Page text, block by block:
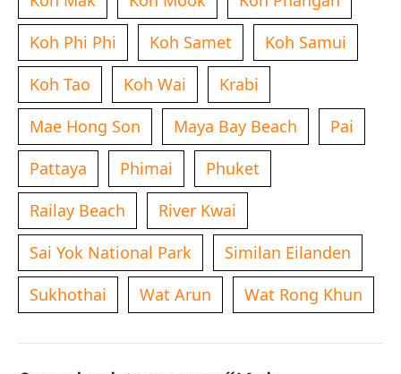
Koh Phi Phi
Koh Samet
Koh Samui
Koh Tao
Koh Wai
Krabi
Mae Hong Son
Maya Bay Beach
Pai
Pattaya
Phimai
Phuket
Railay Beach
River Kwai
Sai Yok National Park
Similan Eilanden
Sukhothai
Wat Arun Wat Rong Khun